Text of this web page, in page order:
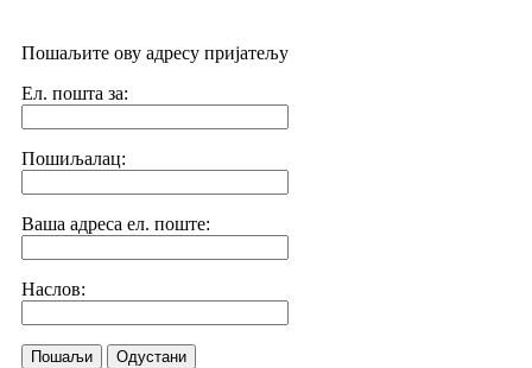
Пошаљите ову адресу пријатељу
Ел. пошта за:
Пошиљалац:
Ваша адреса ел. поште:
Наслов:
Пошаљи Одустани